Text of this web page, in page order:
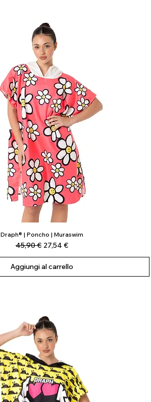
Vista rapida
Draph® | Poncho | Muraswim
Prezzo regolare
45,90 € Prezzo scontato
27,54 €
Aggiungi al carrello